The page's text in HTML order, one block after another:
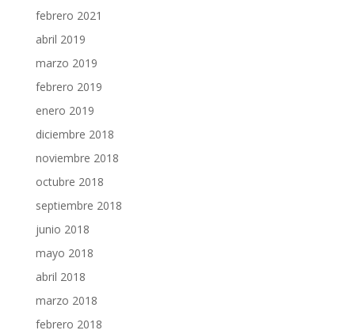
febrero 2021
abril 2019
marzo 2019
febrero 2019
enero 2019
diciembre 2018
noviembre 2018
octubre 2018
septiembre 2018
junio 2018
mayo 2018
abril 2018
marzo 2018
febrero 2018